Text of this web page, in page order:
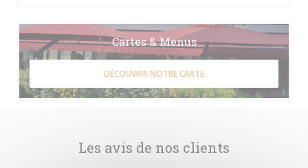
Les avis de nos clients
Cartes & Menus
DÉCOUVRIR NOTRE CARTE